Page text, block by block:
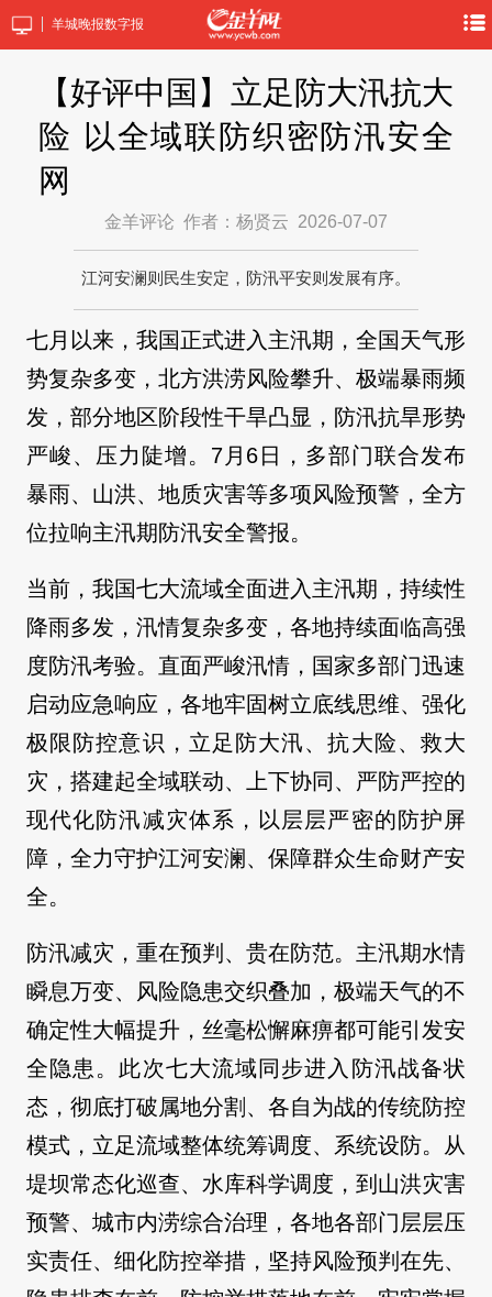
羊城晚报数字报
【好评中国】立足防大汛抗大
险 以全域联防织密防汛安全
网
金羊评论 作者：杨贤云 2026-07-07
江河安澜则民生安定，防汛平安则发展有序。
七月以来，我国正式进入主汛期，全国天气形
势复杂多变，北方洪涝风险攀升、极端暴雨频
发，部分地区阶段性干旱凸显，防汛抗旱形势
严峻、压力陡增。7月6日，多部门联合发布
暴雨、山洪、地质灾害等多项风险预警，全方
位拉响主汛期防汛安全警报。
当前，我国七大流域全面进入主汛期，持续性
降雨多发，汛情复杂多变，各地持续面临高强
度防汛考验。直面严峻汛情，国家多部门迅速
启动应急响应，各地牢固树立底线思维、强化
极限防控意识，立足防大汛、抗大险、救大
灾，搭建起全域联动、上下协同、严防严控的
现代化防汛减灾体系，以层层严密的防护屏
障，全力守护江河安澜、保障群众生命财产安
全。
防汛减灾，重在预判、贵在防范。主汛期水情
瞬息万变、风险隐患交织叠加，极端天气的不
确定性大幅提升，丝毫松懈麻痹都可能引发安
全隐患。此次七大流域同步进入防汛战备状
态，彻底打破属地分割、各自为战的传统防控
模式，立足流域整体统筹调度、系统设防。从
堤坝常态化巡查、水库科学调度，到山洪灾害
预警、城市内涝综合治理，各地各部门层层压
实责任、细化防控举措，坚持风险预判在先、